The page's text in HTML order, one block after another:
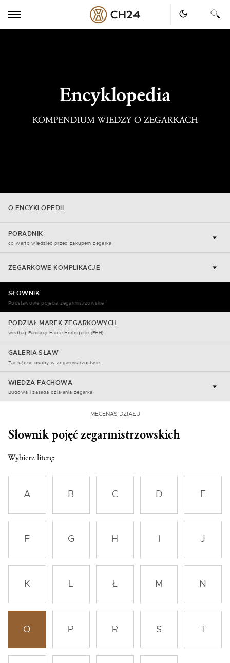
Encyklopedia
KOMPENDIUM WIEDZY O ZEGARKACH
O ENCYKLOPEDII
PORADNIK
co warto wiedzieć przed zakupem zegarka
ZEGARKOWE KOMPLIKACJE
SŁOWNIK
Podstawowe pojęcia zegarmistrzowskie
PODZIAŁ MAREK ZEGARKOWYCH
według Fundacji Haute Horlogerie (FHH)
GALERIA SŁAW
Zasłużone osoby w zegarmistrzostwie
WIEDZA FACHOWA
Budowa i zasada działania zegarka
MECENAS DZIAŁU
Słownik pojęć zegarmistrzowskich
Wybierz literę:
A B C D E
F G H J
K L Ł M N
O P R S